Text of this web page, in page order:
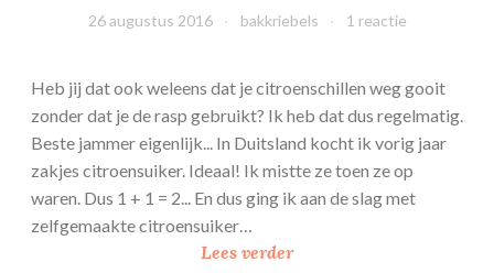
26 augustus 2016 bakkriebels 1 reactie
Heb jij dat ook weleens dat je citroenschillen weg gooit
zonder dat je de rasp gebruikt? Ik heb dat dus regelmatig.
Beste jammer eigenlijk... In Duitsland kocht ik vorig jaar
zakjes citroensuiker. Ideaal! Ik mistte ze toen ze op
waren. Dus 1 + 1 = 2... En dus ging ik aan de slag met
zelfgemaakte citroensuiker…
Lees verderC